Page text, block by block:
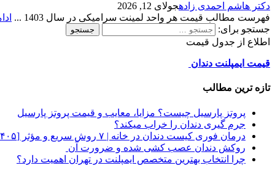
دکتر هاشم احمدی زادهجولای 12, 2026
فهرست مطالب قیمت هر واحد لمینت سرامیکی در سال 1403 ...
جستجو برای:
اطلاع از جدول قیمت
قیمت ایمپلنت دندان
تازه ترین مطالب
پروتز پارسیل چیست؟ مزایا، معایب و قیمت پروتز پارسیل
جرم گیری دندان را خراب میکند؟
درمان فوری کیست دندان در خانه | ۷ روش سریع و مؤثر [۱۴۰۵]
روکش دندان عصب کشی شده و ضرورت آن
چرا انتخاب بهترین متخصص ایمپلنت در تهران اهمیت دارد؟